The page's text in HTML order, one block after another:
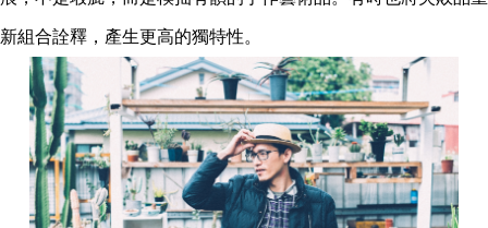
新組合詮釋，產生更高的獨特性。